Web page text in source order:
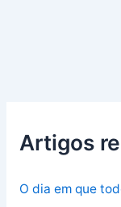
Artigos
O dia em que